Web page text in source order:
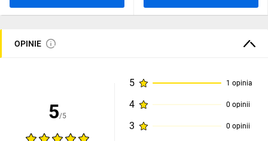
OPINIE
5/5
5 1 opinia
4 0 opinii
3 0 opinii